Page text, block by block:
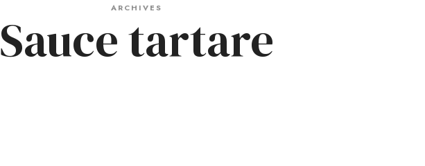
ARCHIVES
Sauce tartare